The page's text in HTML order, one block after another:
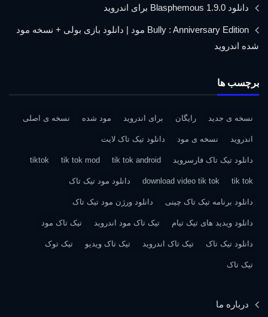
دانلود Blasphemous 1.9.0 برای اندروید
Bully : Anniversary Edition مود | دانلود بازی بولی + نسخه مود
شده اندروید
برچسب ها
نسخه ی جدید رایگان برای اندروید مود شده نسخه ی اصلی
اندروید نسخه ی مود دانلود تیک تاک لایت
دانلود تیک تاک فارسروید tik tok android
tik tok mod
tiktok
tik tok
download video tik tok دانلود مود تیک تاک
دانلود برنامه تیک تاک چینی دانلود ورژن مود تیک تاک
دانلود ویدید های تیک تیام تیک تاک مود اندروید تیک تاک مود
دانلود تیک تاک تیک تاک اندروید تیک تاک ویدیو تیک توک
تیک تاک
درباره ما